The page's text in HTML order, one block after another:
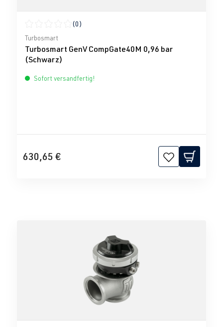
Durchschnittliche Bewertung von 0 von 5 Sternen
(0)
Turbosmart
Turbosmart GenV CompGate40M 0,96 bar
(Schwarz)
Sofort versandfertig!
630,65 €